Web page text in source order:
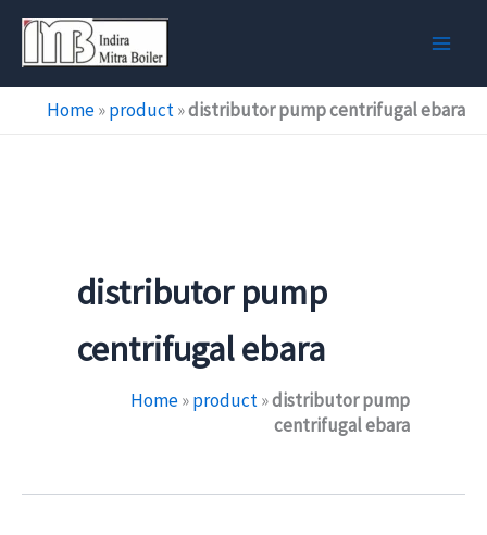
Skip
content
Home»product»distributor pump centrifugal ebara
distributor pump
centrifugal ebara
Home»product»distributor pump
centrifugal ebara